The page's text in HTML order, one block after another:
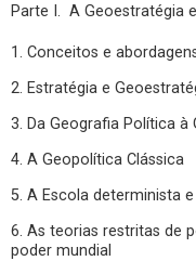
Parte I. A Geoestratégia
1. Conceitos e
2. Estratégia e
3. Da Geografia Política à
4. A Geopolítica Clássica
5. A Escola determinista
6. As teorias restritas de
poder mundial